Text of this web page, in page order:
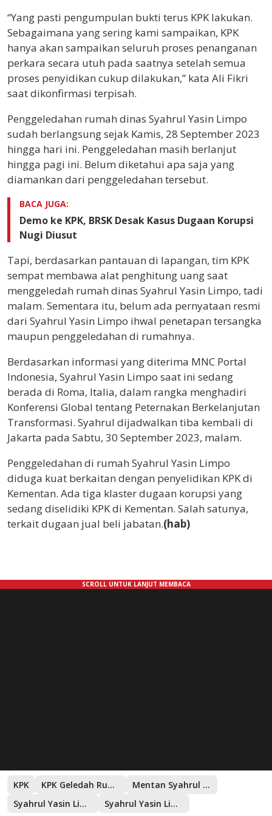
“Yang pasti pengumpulan bukti terus KPK lakukan.
Sebagaimana yang sering kami sampaikan, KPK
hanya akan sampaikan seluruh proses penanganan
perkara secara utuh pada saatnya setelah semua
proses penyidikan cukup dilakukan,” kata Ali Fikri
saat dikonfirmasi terpisah.
Penggeledahan rumah dinas Syahrul Yasin Limpo
sudah berlangsung sejak Kamis, 28 September 2023
hingga hari ini. Penggeledahan masih berlanjut
hingga pagi ini. Belum diketahui apa saja yang
diamankan dari penggeledahan tersebut.
BACA JUGA:
Demo ke KPK, BRSK Desak Kasus Dugaan Korupsi
Nugi Diusut
Tapi, berdasarkan pantauan di lapangan, tim KPK
sempat membawa alat penghitung uang saat
menggeledah rumah dinas Syahrul Yasin Limpo, tadi
malam. Sementara itu, belum ada pernyataan resmi
dari Syahrul Yasin Limpo ihwal penetapan tersangka
maupun penggeledahan di rumahnya.
Berdasarkan informasi yang diterima MNC Portal
Indonesia, Syahrul Yasin Limpo saat ini sedang
berada di Roma, Italia, dalam rangka menghadiri
Konferensi Global tentang Peternakan Berkelanjutan
Transformasi. Syahrul dijadwalkan tiba kembali di
Jakarta pada Sabtu, 30 September 2023, malam.
Penggeledahan di rumah Syahrul Yasin Limpo
diduga kuat berkaitan dengan penyelidikan KPK di
Kementan. Ada tiga klaster dugaan korupsi yang
sedang diselidiki KPK di Kementan. Salah satunya,
terkait dugaan jual beli jabatan.(hab)
KPK KPK Geledah Rumah Dinas Mentan
Mentan Syahrul Yasin Limpo
Syahrul Yasin Limpo
Syahrul Yasin Limpo Tersangka